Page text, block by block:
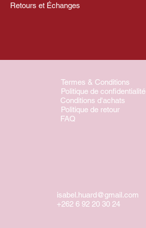
Retours et Échanges
Termes & Conditions
Politique de confidentialité
Politique de retour
Conditions d'achats
FAQ
isabel.huard@gmail.com
+262 6 92 20 30 24